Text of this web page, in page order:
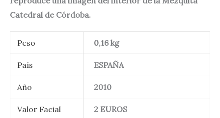
Catedral de Córdoba.
Peso 0,16 kg
País ESPAÑA
Año 2010
Valor Facial 2 EUROS